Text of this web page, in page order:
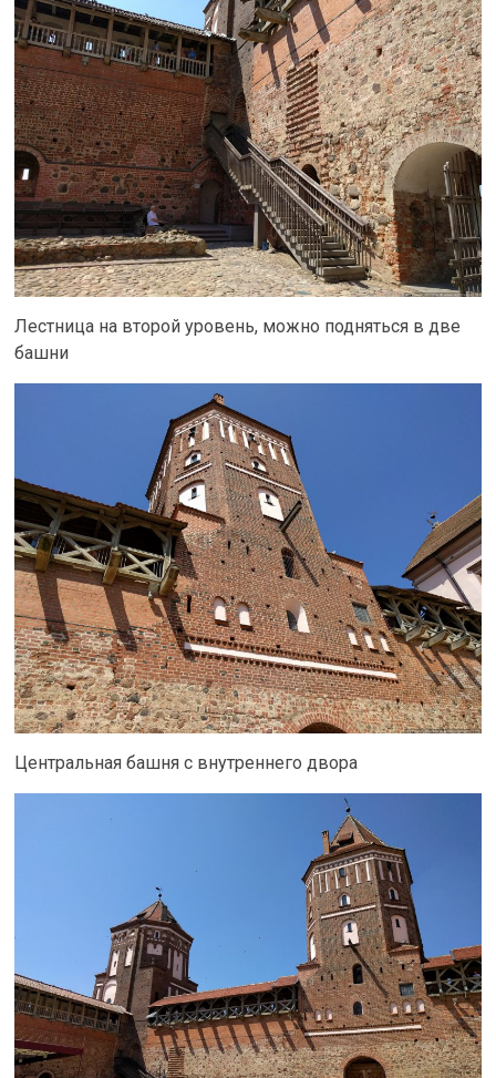
Лестница на второй уровень, можно подняться в две
башни
Центральная башня с внутреннего двора